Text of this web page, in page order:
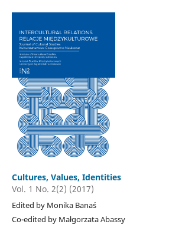
Cultures, Values, Identities
Vol. 1 No. 2(2) (2017)
Edited by Monika Banaś
Co-edited by Małgorzata Abassy